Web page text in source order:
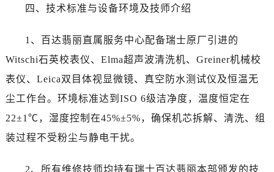
四、技术标准与设备环境及技师介绍
1、百达翡丽直属服务中心配备瑞士原厂引进的
Witschi石英校表仪、Elma超声波清洗机、Greiner机械校
表仪、Leica双目体视显微镜、真空防水测试仪及恒温无
尘工作台。环境标准达到ISO 6级洁净度，温度恒定在
22±1℃，湿度控制在45%±5%，确保机芯拆解、清洗、组
装过程不受粉尘与静电干扰。
2、所有维修技师均持有瑞士百达翡丽本部颁发的技